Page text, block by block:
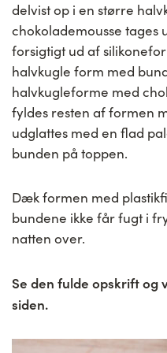
delvist op i en større
chokolademousse tages
forsigtigt ud af
halvkugle form med
halvkugleforme med
fyldes resten af formen
udglattes med en flad
bunden på toppen.
Dæk formen med
bundene ikke får fugt i
natten over.
Se den fulde opskrift
siden.